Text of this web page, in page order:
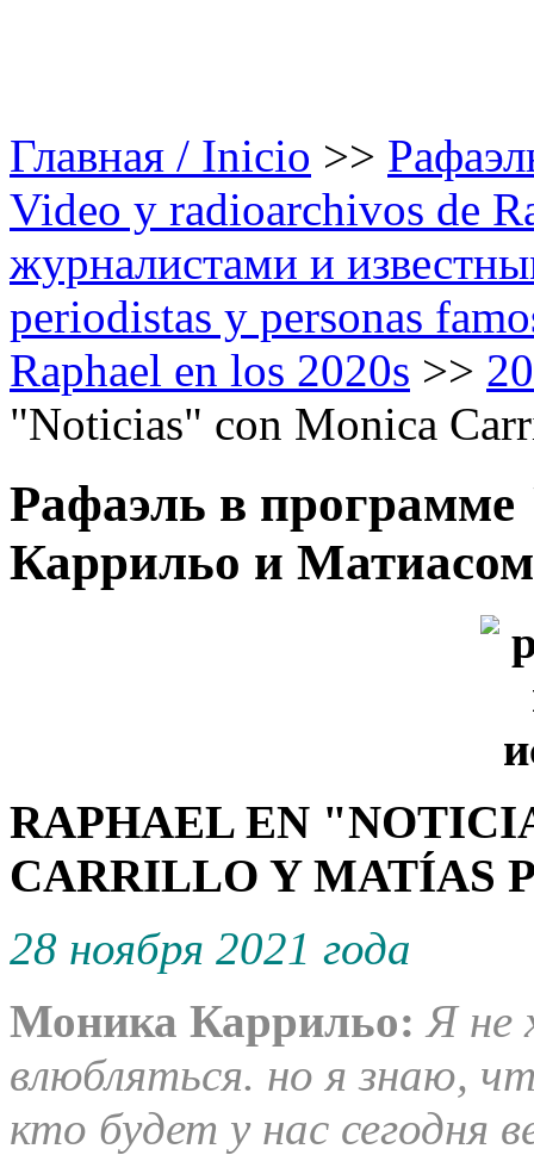
Главная / Inicio >>
Video y radioarchivos de
журналистами и
periodistas y personas
Raphael en los 2020s >>
"Noticias" con Monica
Рафаэль в
Каррильо и
RAPHAEL EN
CARRILLO Y MATÍAS
28 ноября 2021 года
Моника Каррильо: Я не
влюбляться. но я знаю,
кто будет у нас сегодня